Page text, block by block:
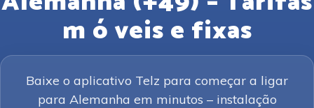
m ó veis e fixas
Baixe o aplicativo Telz para começar a ligar
para Alemanha em minutos – instalação